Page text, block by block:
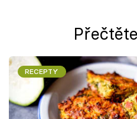
RECEPTY